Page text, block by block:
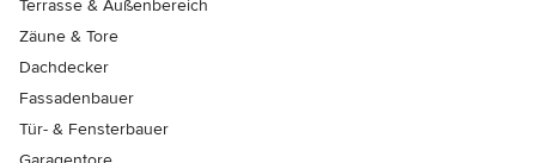
Terrasse & Außenbereich
Zäune & Tore
Dachdecker
Fassadenbauer
Tür- & Fensterbauer